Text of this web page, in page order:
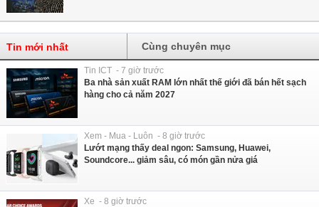
Tin mới nhất Cùng chuyên mục
Tin ICT - 7 giờ trước
Ba nhà sản xuất RAM lớn nhất thế giới đã bán hết sạch
hàng cho cả năm 2027
Xem - Mua - Luôn - 8 giờ trước
Lướt mạng thấy deal ngon: Samsung, Huawei,
Soundcore... giảm sâu, có món gần nửa giá
Xe - 8 giờ trước